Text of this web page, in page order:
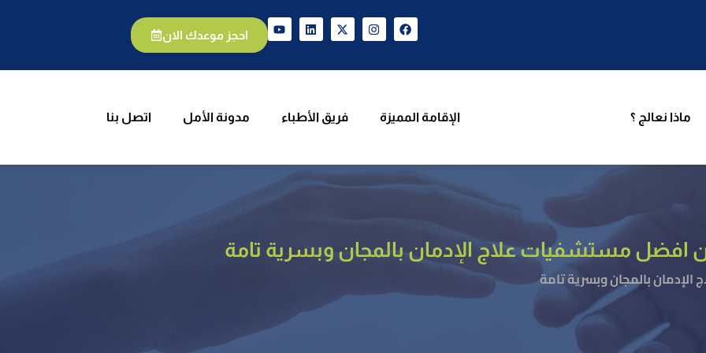
احجز موعدك الان
ماذا نعالج ؟ الإقامة المميزة فريق الأطباء مدونة الأمل اتصل بنا
الإقامة المميزة فريق الأطباء مدونة الأمل اتصل بنا